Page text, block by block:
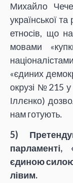
Михайло
української
етносів, що
мовами
«єдиних
окрузі №215 у
Іллєнко)
нам готують.
5)
єдиною
лівим.